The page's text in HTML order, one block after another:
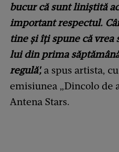
bucur că sunt liniştită
important respectul.
tine şi îţi spune că
lui din prima
regulă', a spus artista,
emisiunea „Dincolo de
Antena Stars.